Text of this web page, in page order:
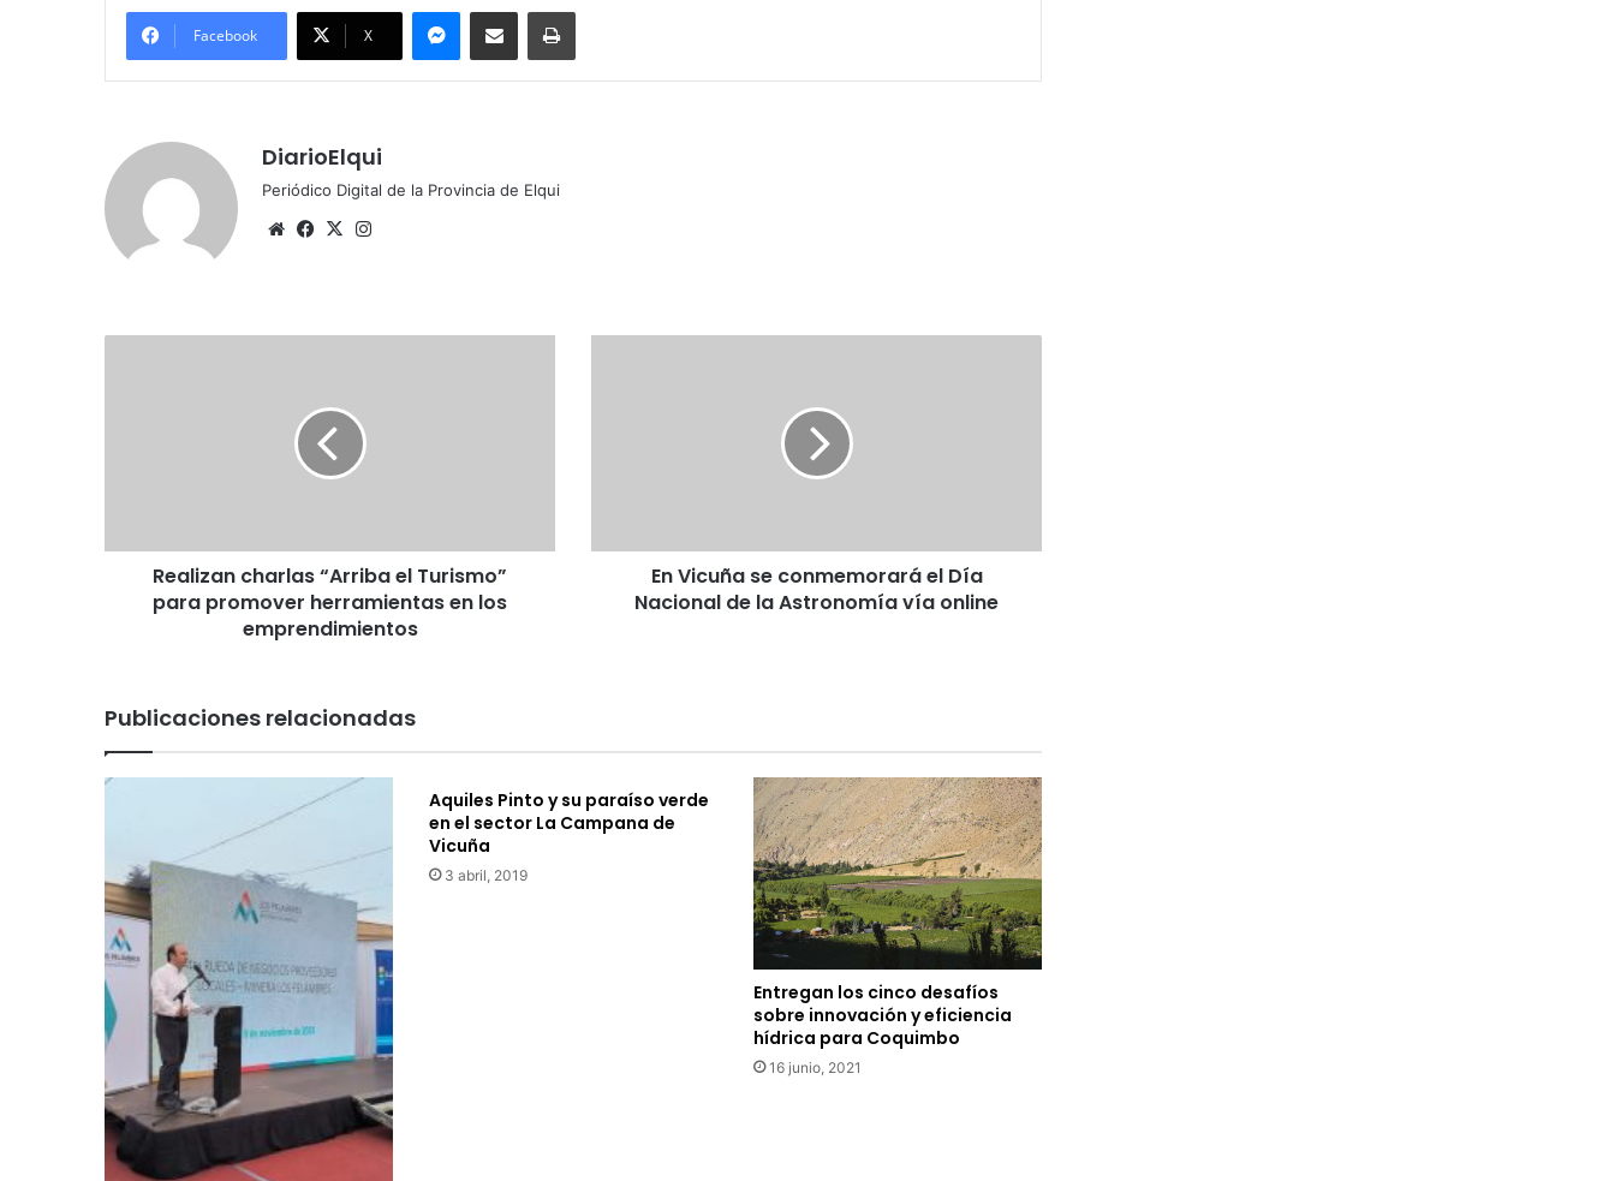
Facebook X
MessengerCompartir por correo electrónicoImprimir
DiarioElqui
Periódico Digital de la Provincia de Elqui
SitioFacebook
X
en
emprendimientos
Realizan charlas “Arriba el Turismo”
para promover herramientas en los
emprendimientos
la
AstronomíaEn Vicuña se conmemorará el Día
Nacional de la Astronomía vía online
Publicaciones relacionadas
Aquiles Pinto y su paraíso verde
en el sector La Campana de
Vicuña
3 abril, 2019
Entregan los cinco desafíos
sobre innovación y eficiencia
hídrica para Coquimbo
16 junio, 2021